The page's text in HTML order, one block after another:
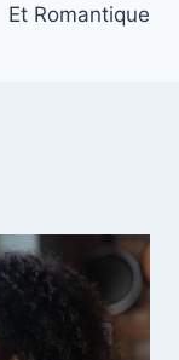
Et Romantique